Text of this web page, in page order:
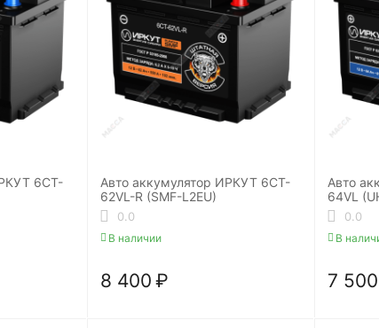
6CT-
Авто аккумулятор ИРКУТ 6CT-
62VL-R (SMF-L2EU)
0.0
В наличии
8 400 ₽
Авто
64VL
0.0
В
7 500